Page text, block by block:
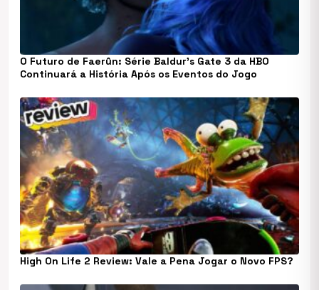
O Futuro de Faerûn: Série Baldur’s Gate 3 da HBO
Continuará a História Após os Eventos do Jogo
High On Life 2 Review: Vale a Pena Jogar o Novo FPS?